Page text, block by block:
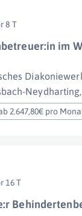
8 T
im
Neydharting,
2.647,80€ pro
16 T